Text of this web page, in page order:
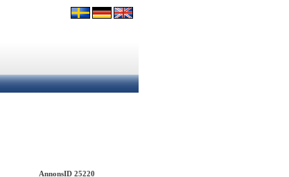
AnnonsID 25220